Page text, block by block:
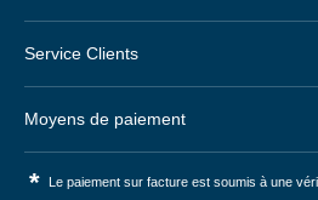
Service Clients
Moyens de paiement
* Le paiement sur facture est soumis à une